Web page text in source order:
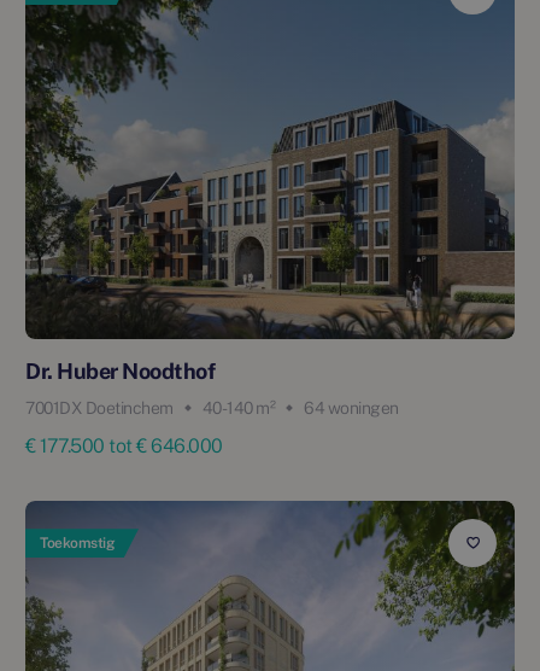
Dr. Huber Noodthof
7001DX Doetinchem 40 - 140 m² 64 woningen
€ 177.500 tot € 646.000
Toekomstig